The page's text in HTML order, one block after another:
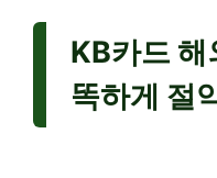
KB카드 해
똑하게 절